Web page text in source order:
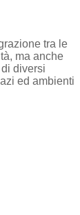
tra le
ma anche
diversi
ed ambienti